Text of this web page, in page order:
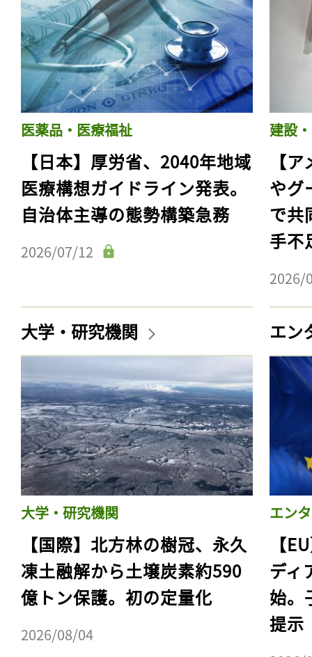
医薬品・医療福祉
【日本】厚労省、2040年地域
医療構想ガイドライン発表。
自治体主導の態勢構築急務
2026/07/12
建設
【
やグ
で共
手不
2026/
大学・研究機関
大学・研究機関
【国際】北方林の樹冠、永久
凍土融解から土壌炭素約590
億トン保護。初の定量化
2026/08/04
エン
エン
【
ディ
始。
提示